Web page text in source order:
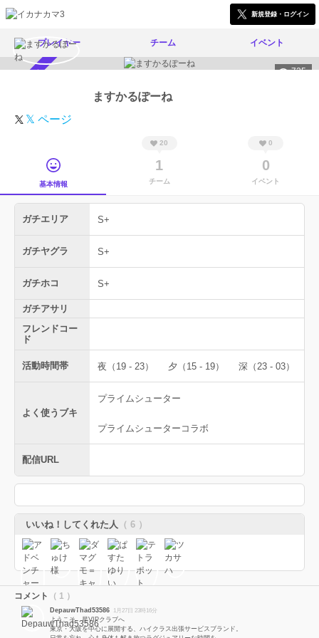
新規登録・ログイン
プレイヤー チーム イベント
725
ますかるぽーね
𝕏 ページ
基本情報
20
1
チーム
0
0
イベント
ガチエリア S+
ガチヤグラ S+
ガチホコ S+
ガチアサリ
フレンドコー
ド
活動時間帯 夜（19 - 23） 夕（15 - 19） 深（23 - 03）
よく使うブキ
プライムシューター
プライムシューターコラボ
配信URL
いいね！してくれた人 （ 6 ）
コメント （ 1 ）
DepauwThad53586 1月27日 23時16分
ようこそ、星VIPクラブへ
東京・大阪を中心に展開する、ハイクラス出張サービスブランド。